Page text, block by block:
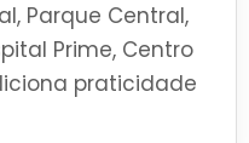
Parque Central,
Prime, Centro
praticidade